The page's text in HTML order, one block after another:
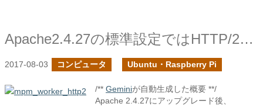
Apache2.4.27の標準設定ではHTTP/2が使用できなくなったのでその対応
2017-08-03 コンピュータ Ubuntu・Raspberry Pi
/** Geminiが自動生成した概要 **/
Apache 2.4.27にアップグレード後、